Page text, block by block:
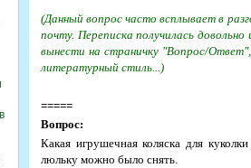
(Данный вопрос часто всплывает в
почту. Переписка получилась
вынести на страничку "Вопрос/Ответ",
литературный стиль...)
=====
Вопрос:
Какая игрушечная коляска для
люльку можно было снять.